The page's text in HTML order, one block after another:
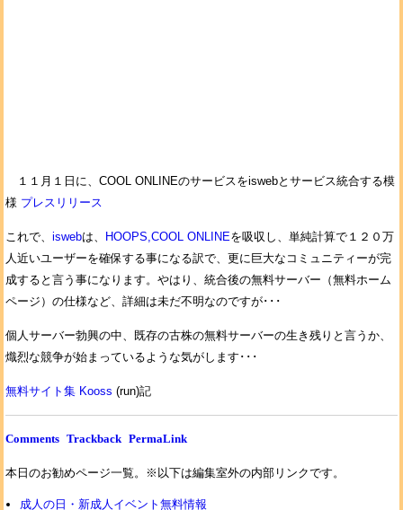
１１月１日に、COOL ONLINEのサービスをiswebとサービス統合する模
様 プレスリリース
これで、 iswebは、 HOOPS,COOL ONLINEを吸収し、単純計算で１２０万
人近いユーザーを確保する事になる訳で、更に巨大なコミュニティーが完
成すると言う事になります。やはり、統合後の無料サーバー（無料ホーム
ページ）の仕様など、詳細は未だ不明なのですが･･･
個人サーバー勃興の中、既存の古株の無料サーバーの生き残りと言うか、
熾烈な競争が始まっているような気がします･･･
無料サイト集 Kooss (run)記
Comments Trackback PermaLink
本日のお勧めページ一覧。※以下は編集室外の内部リンクです。
成人の日・新成人イベント無料情報